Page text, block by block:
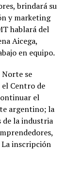
brindará su
y marketing
hablará del
Aicega,
en equipo.
se
Centro de
el
argentino; la
de la industria
inscripción